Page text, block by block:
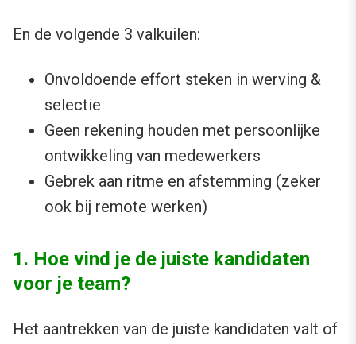
En de volgende 3 valkuilen:
Onvoldoende effort steken in werving &
selectie
Geen rekening houden met persoonlijke
ontwikkeling van medewerkers
Gebrek aan ritme en afstemming (zeker
ook bij remote werken)
1. Hoe vind je de juiste kandidaten
voor je team?
Het aantrekken van de juiste kandidaten valt of